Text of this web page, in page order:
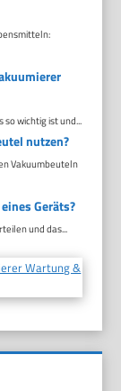
wichtig ist und...
nutzen?
Vakuumbeuteln
Geräts?
und das...
Wartung &